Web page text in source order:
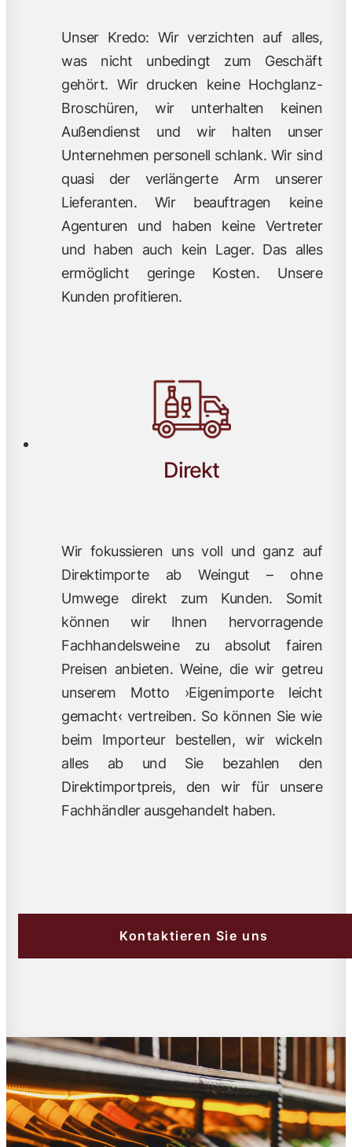
Unser Kredo: Wir verzichten auf alles,
was nicht unbedingt zum Geschäft
gehört. Wir drucken keine Hochglanz-
Broschüren, wir unterhalten keinen
Außendienst und wir halten unser
Unternehmen personell schlank. Wir sind
quasi der verlängerte Arm unserer
Lieferanten. Wir beauftragen keine
Agenturen und haben keine Vertreter
und haben auch kein Lager. Das alles
ermöglicht geringe Kosten. Unsere
Kunden profitieren.
Direkt
Wir fokussieren uns voll und ganz auf
Direktimporte ab Weingut – ohne
Umwege direkt zum Kunden. Somit
können wir Ihnen hervorragende
Fachhandelsweine zu absolut fairen
Preisen anbieten. Weine, die wir getreu
unserem Motto ›Eigenimporte leicht
gemacht‹ vertreiben. So können Sie wie
beim Importeur bestellen, wir wickeln
alles ab und Sie bezahlen den
Direktimportpreis, den wir für unsere
Fachhändler ausgehandelt haben.
Kontaktieren Sie uns